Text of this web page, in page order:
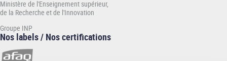
Ministère de l'Enseignement supérieur,
de la Recherche et de l'Innovation
Groupe INP
Nos labels / Nos certifications